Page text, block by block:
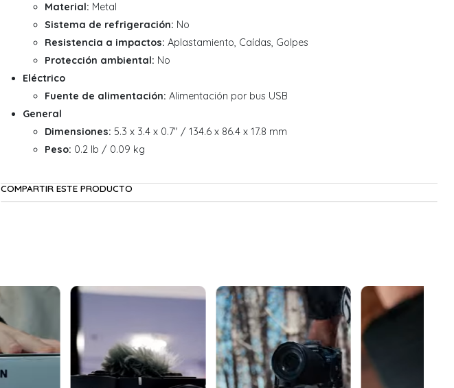
Material: Metal
Sistema de refrigeración: No
Resistencia a impactos: Aplastamiento, Caídas, Golpes
Protección ambiental: No
Eléctrico
Fuente de alimentación: Alimentación por bus USB
General
Dimensiones: 5.3 x 3.4 x 0.7" / 134.6 x 86.4 x 17.8 mm
Peso: 0.2 lb / 0.09 kg
COMPARTIR ESTE PRODUCTO